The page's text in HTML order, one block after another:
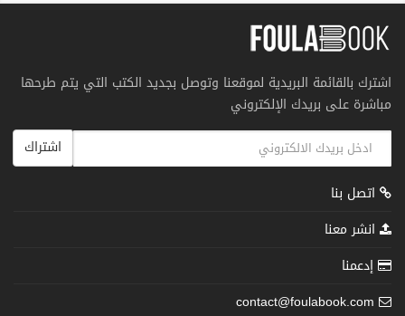
اشترك بالقائمة البريدية لموقعنا وتوصل بجديد الكتب التي يتم طرحها
مباشرة على بريدك الإلكتروني
اشتراك
اتصل بنا
انشر معنا
إدعمنا
contact@foulabook.com